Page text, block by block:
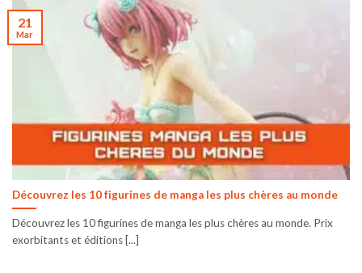
Découvrez les 10 figurines de manga les plus chères au monde
Découvrez les 10 figurines de manga les plus chères au monde. Prix
exorbitants et éditions [...]
21
Mar